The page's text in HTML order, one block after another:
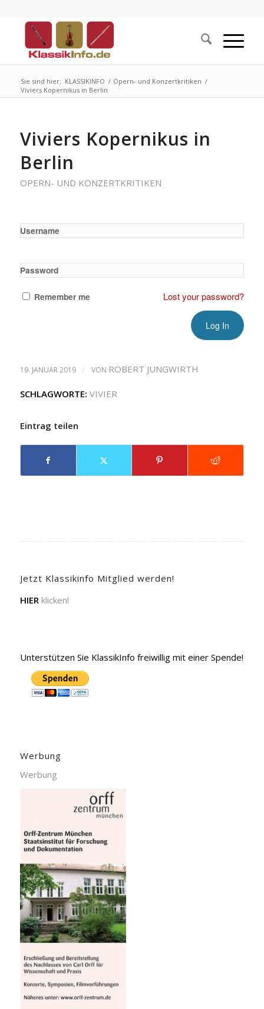
Sie sind hier: KLASSIKINFO / Opern- und Konzertkritiken /
Viviers Kopernikus in Berlin
Viviers Kopernikus in
Berlin
OPERN- UND KONZERTKRITIKEN
Username
Password
Remember me Lost your password?
19. JANUAR 2019 / VON ROBERT JUNGWIRTH
SCHLAGWORTE: VIVIER
Eintrag teilen
Jetzt Klassikinfo Mitglied werden!
HIER klicken!
Unterstützen Sie KlassikInfo freiwillig mit einer Spende!
Werbung
Werbung